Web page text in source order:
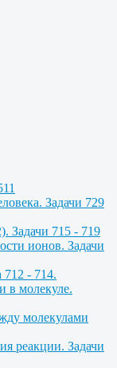
Задачи 729
Задачи 715 - 719
ионов. Задачи
712 - 714.
в молекуле.
молекулами
реакции. Задачи